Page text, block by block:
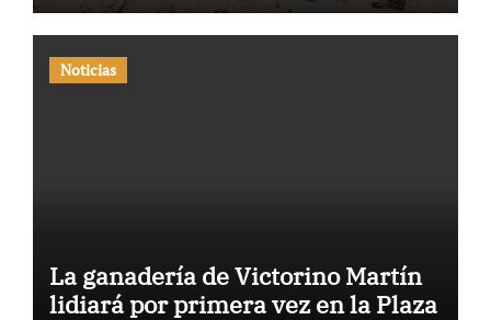
Noticias
La ganadería de Victorino Martín
lidiará por primera vez en la Plaza